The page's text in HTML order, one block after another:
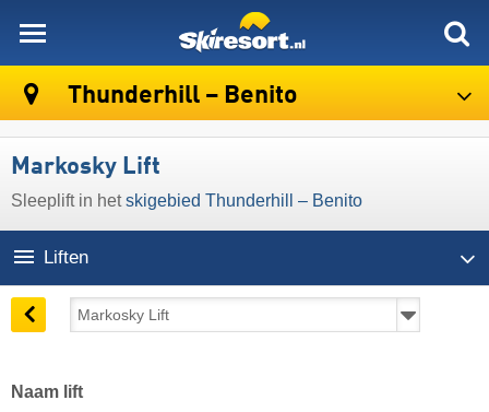
Thunderhill – Benito
Markosky Lift
Sleeplift in hetskigebied Thunderhill – Benito
Liften
Naam lift